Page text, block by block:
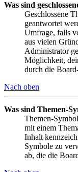
Was sind
Geschlossene
geantwortet
Umfrage, falls
aus vielen
Administrator
Möglichkeit,
durch die
Nach oben
Was sind Themen-
Themen-
mit einem
Inhalt
Symbole zu
ab, die die